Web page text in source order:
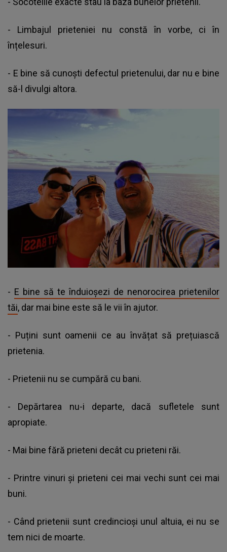
- Limbajul prieteniei nu constă în vorbe, ci în
înțelesuri.
- E bine să cunoşti defectul prietenului, dar nu e bine
să-l divulgi altora.
- E bine să te înduioșezi de nenorocirea prietenilor
tăi, dar mai bine este să le vii în ajutor.
- Puțini sunt oamenii ce au învățat să prețuiască
prietenia.
- Prietenii nu se cumpără cu bani.
- Depărtarea nu-i departe, dacă sufletele sunt
apropiate.
- Mai bine fără prieteni decât cu prieteni răi.
- Printre vinuri și prieteni cei mai vechi sunt cei mai
buni.
- Când prietenii sunt credincioşi unul altuia, ei nu se
tem nici de moarte.